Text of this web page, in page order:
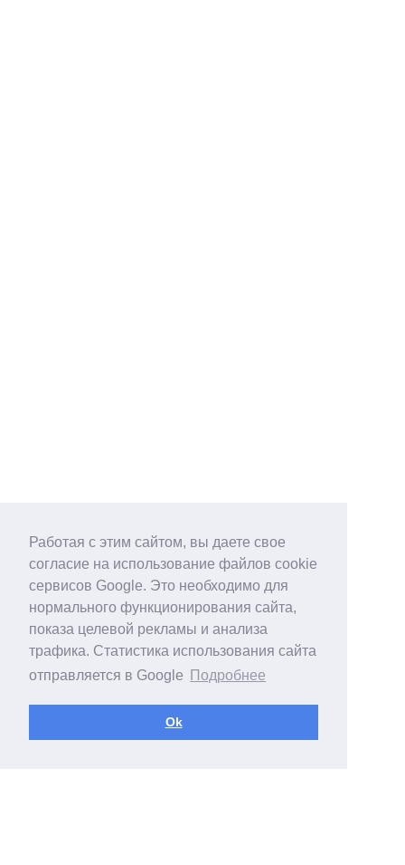
Работая с этим сайтом, вы даете свое
согласие на использование файлов cookie
сервисов Google. Это необходимо для
нормального функционирования сайта,
показа целевой рекламы и анализа
трафика. Статистика использования сайта
отправляется в Google
Подробнее
Ok